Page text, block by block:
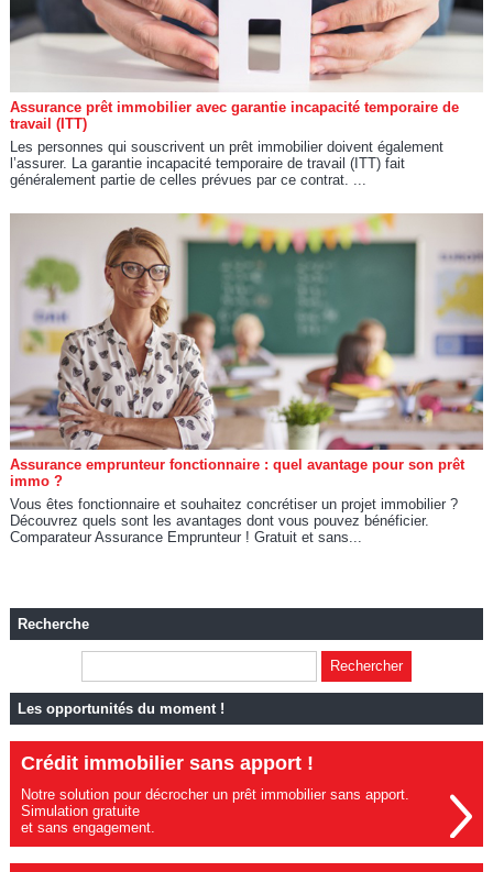
Assurance prêt immobilier avec garantie incapacité temporaire de
travail (ITT)
Les personnes qui souscrivent un prêt immobilier doivent également
l’assurer. La garantie incapacité temporaire de travail (ITT) fait
généralement partie de celles prévues par ce contrat. ...
Assurance emprunteur fonctionnaire : quel avantage pour son prêt
immo ?
Vous êtes fonctionnaire et souhaitez concrétiser un projet immobilier ?
Découvrez quels sont les avantages dont vous pouvez bénéficier.
Comparateur Assurance Emprunteur ! Gratuit et sans...
Recherche
Les opportunités du moment !
Crédit immobilier sans apport !
Notre solution pour décrocher un prêt immobilier sans apport.
Simulation gratuite
et sans engagement.